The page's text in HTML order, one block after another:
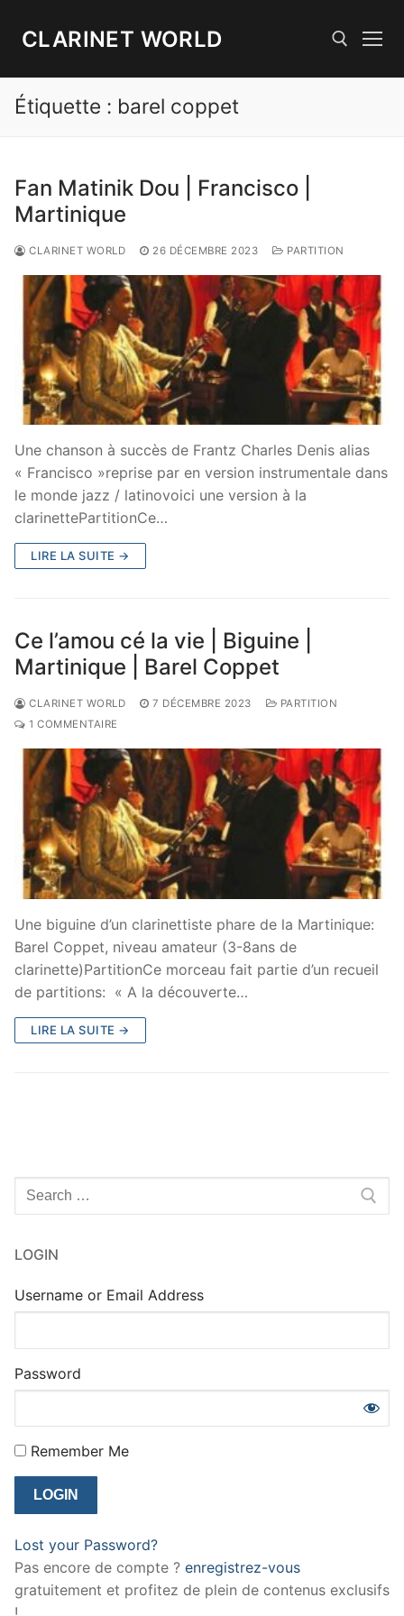
CLARINET WORLD
Rechercher :
Étiquette : barel coppet
Fan Matinik Dou | Francisco |
Martinique
CLARINET WORLD 26 DÉCEMBRE 2023 PARTITION
Une chanson à succès de Frantz Charles Denis alias
« Francisco »reprise par en version instrumentale dans
le monde jazz / latinovoici une version à la
clarinettePartitionCe…
LIRE LA SUITE →
Ce l’amou cé la vie | Biguine |
Martinique | Barel Coppet
CLARINET WORLD 7 DÉCEMBRE 2023
PARTITION
1 COMMENTAIRE
Une biguine d’un clarinettiste phare de la Martinique:
Barel Coppet, niveau amateur (3-8ans de
clarinette)PartitionCe morceau fait partie d’un recueil
de partitions: « A la découverte…
LIRE LA SUITE →
Rechercher
:
LOGIN
Username or Email Address
Password
Remember Me
Lost your Password?
Pas encore de compte ? enregistrez-vous
gratuitement et profitez de plein de contenus exclusifs